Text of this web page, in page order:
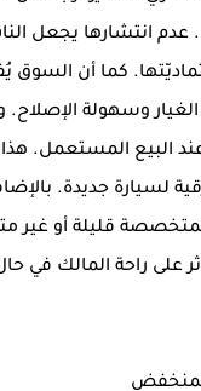
انتشارها يجعل
كما أن السوق
وسهولة الإصلاح.
البيع المستعمل. هذا
لسيارة جديدة.
قليلة أو غير
على راحة المالك في